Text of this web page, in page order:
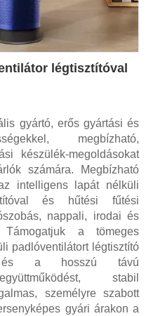
légtisztítóval
gyártó, erős gyártási és
megbízható,
készülék-megoldásokat
számára. Megbízható
intelligens lapát nélküli
és hűtési fűtési
nappali, irodai és
Támogatjuk a tömeges
padlóventilátort légtisztító
és a hosszú távú
stabil
személyre szabott
gyári árakon a